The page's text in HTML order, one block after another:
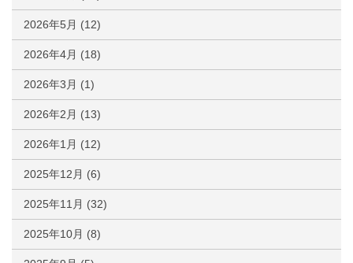
2026年5月 (12)
2026年4月 (18)
2026年3月 (1)
2026年2月 (13)
2026年1月 (12)
2025年12月 (6)
2025年11月 (32)
2025年10月 (8)